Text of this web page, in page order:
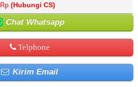
Rp. (Hubungi CS)
Chat Whatsapp
Telphone
Kirim Email